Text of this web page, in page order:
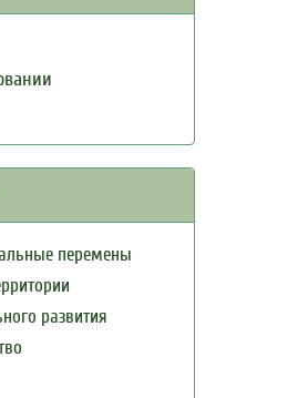
перемены
развития